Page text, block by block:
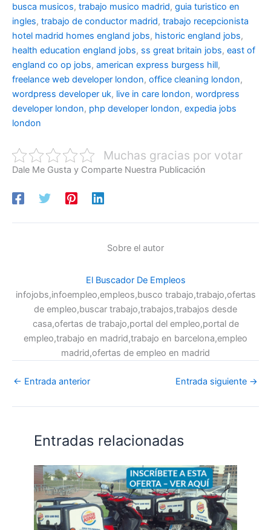
busca musicos, trabajo musico madrid, guia turistico en
ingles, trabajo de conductor madrid, trabajo recepcionista
hotel madrid homes england jobs, historic england jobs,
health education england jobs, ss great britain jobs, east of
england co op jobs, american express burgess hill,
freelance web developer london, office cleaning london,
wordpress developer uk, live in care london, wordpress
developer london, php developer london, expedia jobs
london
Muchas gracias por votar
Dale Me Gusta y Comparte Nuestra Publicación
Sobre el autor
El Buscador De Empleos
infojobs,infoempleo,empleos,busco trabajo,trabajo,ofertas
de empleo,buscar trabajo,trabajos,trabajos desde
casa,ofertas de trabajo,portal del empleo,portal de
empleo,trabajo en madrid,trabajo en barcelona,empleo
madrid,ofertas de empleo en madrid
← Entrada anterior Entrada siguiente →
Entradas relacionadas